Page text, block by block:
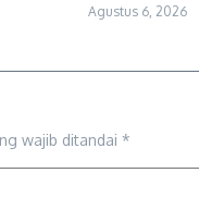
Agustus 6, 2026
wajib ditandai *